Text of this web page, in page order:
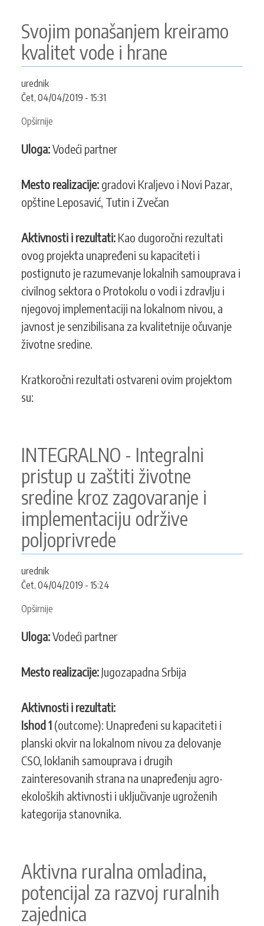
“Golija”
Svojim ponašanjem kreiramo
kvalitet vode i hrane
urednik
Čet, 04/04/2019 - 15:31
Opširnije
ponašanjem
kvalitet
vode
i
Uloga:Vodeći partner
Mesto realizacije: gradovi Kraljevo i Novi Pazar,
opštine Leposavić, Tutin i Zvečan
Aktivnosti i rezultati: Kao dugoročni rezultati
ovog projekta unapređeni su kapaciteti i
postignuto je razumevanje lokalnih samouprava i
civilnog sektora o Protokolu o vodi i zdravlju i
njegovoj implementaciji na lokalnom nivou, a
javnost je senzibilisana za kvalitetnije očuvanje
životne sredine.
Kratkoročni rezultati ostvareni ovim projektom
su:
INTEGRALNO - Integralni
pristup u zaštiti životne
sredine kroz zagovaranje i
implementaciju održive
poljoprivrede
urednik
Čet, 04/04/2019 - 15:24
Opširnije
-
pristup
u
životne
sredine
kroz
zagovaranje
i
implementaciju
održive
poljoprivrede
Uloga:Vodeći partner
Mesto realizacije: Jugozapadna Srbija
Aktivnosti i rezultati:
Ishod 1 (outcome): Unapređeni su kapaciteti i
planski okvir na lokalnom nivou za delovanje
CSO, loklanih samouprava i drugih
zainteresovanih strana na unapređenju agro-
ekoloških aktivnosti i uključivanje ugroženih
kategorija stanovnika.
Aktivna ruralna omladina,
potencijal za razvoj ruralnih
zajednica